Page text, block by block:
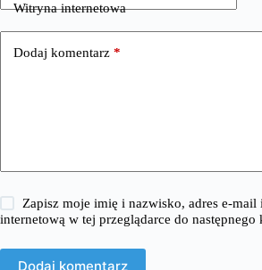
Witryna internetowa
Dodaj komentarz *
Zapisz moje imię i nazwisko, adres e-mail
internetową w tej przeglądarce do następnego
Dodaj komentarz